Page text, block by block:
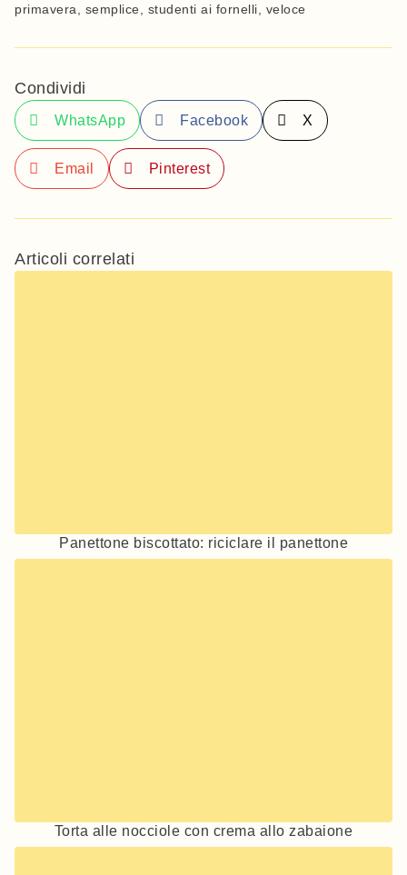
primavera
semplice studenti ai fornelli veloce
Condividi
WhatsApp Facebook X
Email Pinterest
Articoli correlati
Panettone biscottato: riciclare il panettone
Torta alle nocciole con crema allo zabaione